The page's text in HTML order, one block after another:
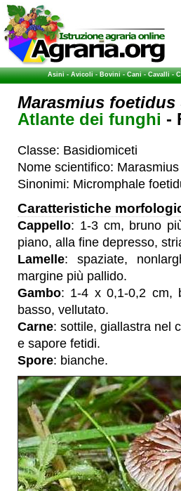
Asini-Avicoli-Bovini-Cani-Cavalli-
Marasmius foetidus
Atlante dei funghi -
Classe: Basidiomiceti
Nome scientifico:
Sinonimi: Micromphale
Caratteristiche
Cappello: 1-3 cm, bruno
piano, alla fine depresso,
Lamelle: spaziate,
margine più pallido.
Gambo: 1-4 x 0,1-0,2 cm,
basso, vellutato.
Carne: sottile, giallastra nel
e sapore fetidi.
Spore: bianche.